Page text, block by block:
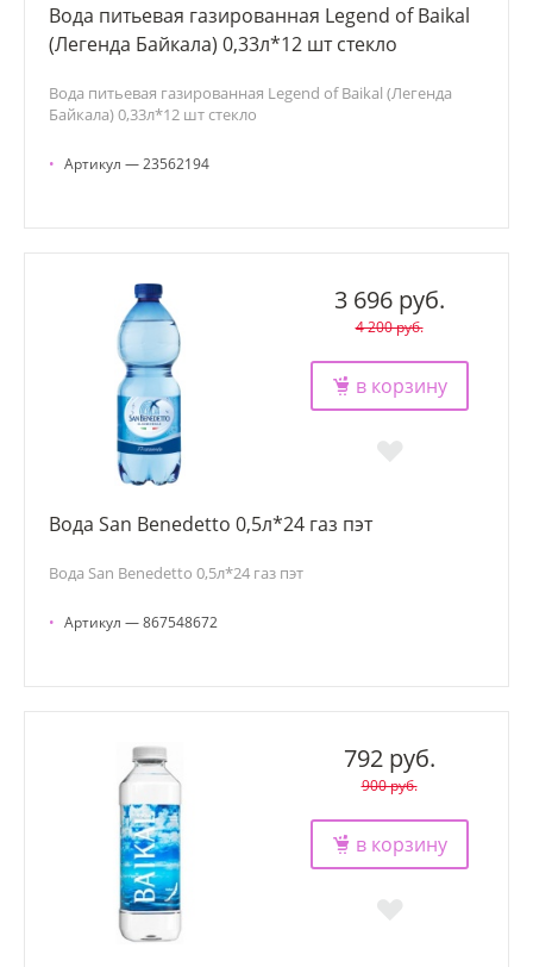
Вода питьевая газированная Legend of Baikal
(Легенда Байкала) 0,33л*12 шт стекло
Вода питьевая газированная Legend of Baikal (Легенда
Байкала) 0,33л*12 шт стекло
• Артикул — 23562194
3 696 руб.
4 200 руб.
в корзину
Вода San Benedetto 0,5л*24 газ пэт
Вода San Benedetto 0,5л*24 газ пэт
• Артикул — 867548672
792 руб.
900 руб.
в корзину